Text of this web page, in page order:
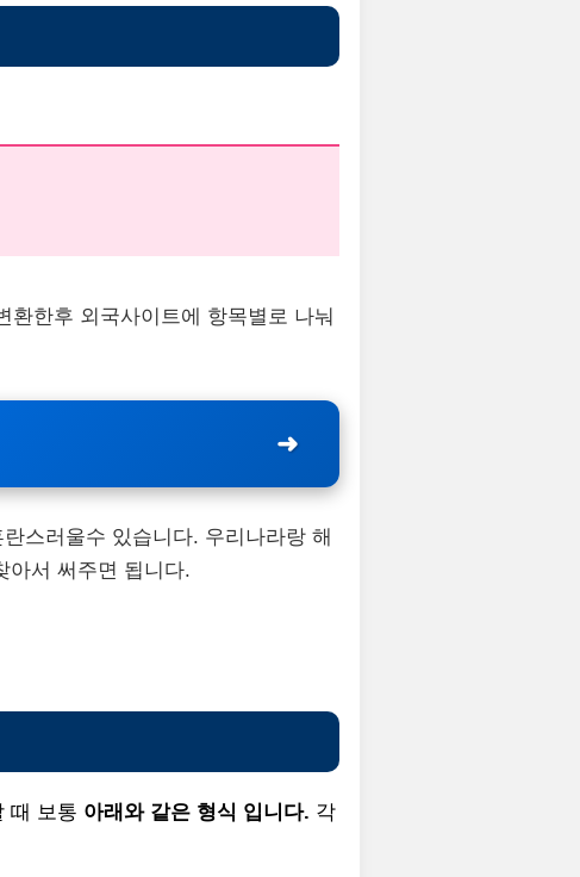
한후 외국사이트에 항목별로 나눠
➜
스러울수 있습니다. 우리나라랑 해
아서 써주면 됩니다.
때 보통 아래와 같은 형식 입니다. 각